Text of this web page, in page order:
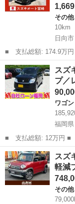
その他
10km
日向市
■ 支払総額: 174.9万円 ■ 車両本体価格： 1,669,000 円 ■ メーカ
ー名： スズキ ■ 車
ルド 届出済未使用車
ＥＤライ...
宮崎 日向市
スズ
プ／
ワゴン
福岡
■ 支払総額: 12万円 ■ 車両本体価格： 90,000 円 ■ メーカー
名： スズキ ■ 車種
イドリングストップ／
盗難防止／ＥＴＣ／...
福岡 古賀市
スズ
軽減
その他